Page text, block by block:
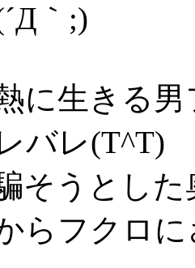
｀;)
に生きる
バレ(T^T)
そうとし
らフクロ